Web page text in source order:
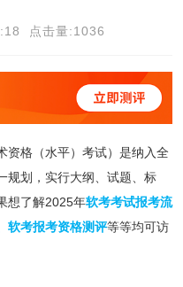
点击量:1036
资格（水平）考试）是纳入全
规划，实行大纲、试题、标
想了解2025年软考考试报考流
软考报考资格测评等等均可访